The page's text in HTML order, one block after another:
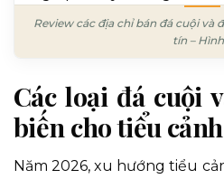
Review các địa chỉ bán đá cuội và
tín –
Các loại đá cuội
biến cho tiểu
Năm 2026, xu hướng tiểu